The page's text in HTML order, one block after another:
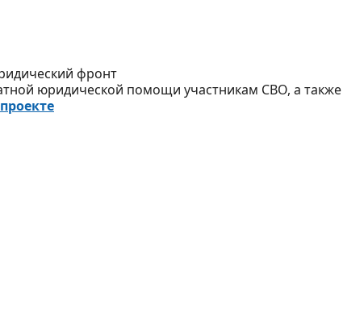
фронт
юридической помощи участникам СВО, а